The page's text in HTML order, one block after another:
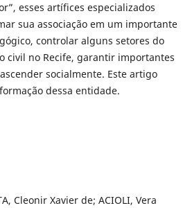
esses artífices especializados
sua associação em um importante
controlar alguns setores do
civil no Recife, garantir importantes
socialmente. Este artigo
dessa entidade.
Cleonir Xavier de; ACIOLI, Vera